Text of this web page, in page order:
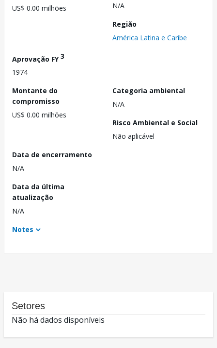
US$ 0.00 milhões
N/A
Região
América Latina e Caribe
Aprovação FY3
1974
Montante do
compromisso
US$ 0.00 milhões
Categoria ambiental
N/A
Risco Ambiental e Social
Não aplicável
Data de encerramento
N/A
Data da última
atualização
N/A
Notes
Setores
Não há dados disponíveis